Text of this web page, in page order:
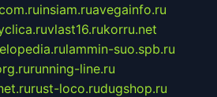
insiam.ruavegainfo.ru
vlast16.rukorru.net
lammin-suo.spb.ru
running-line.ru
rust-loco.rudugshop.ru